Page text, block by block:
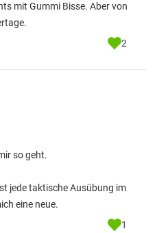
mit Gummi Bisse. Aber von
2
so geht.
jede taktische Ausübung im
eine neue.
1